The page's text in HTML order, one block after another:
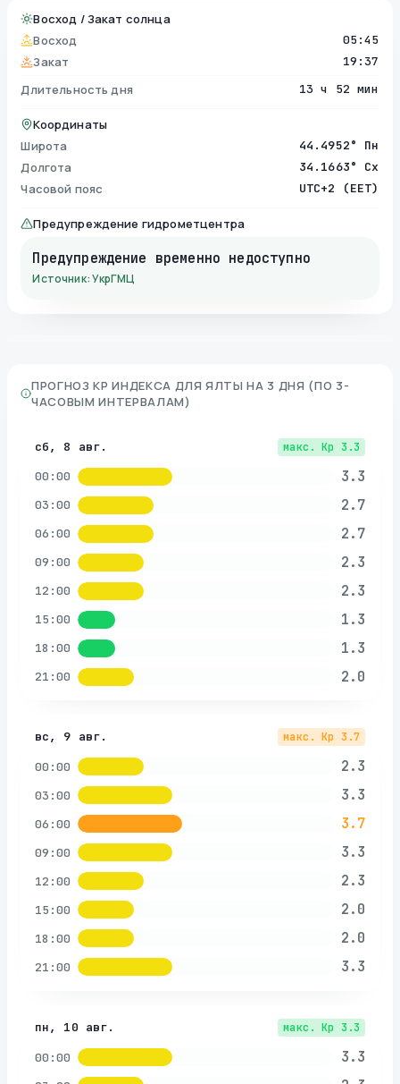
Восход / Закат солнца
Восход
05:45
Закат 19:37
Длительность дня 13 ч 52 мин
Координаты
Широта
44.4952° Пн
Долгота 34.1663° Сх
Часовой пояс UTC+2 (EET)
Предупреждение гидрометцентра
Предупреждение временно недоступно
Источник: УкрГМЦ
ПРОГНОЗ KP ИНДЕКСА ДЛЯ ЯЛТЫ НА 3 ДНЯ (ПО 3-
ЧАСОВЫМ ИНТЕРВАЛАМ)
сб, 8 авг. макс. Kp 3.3
00:00 3.3
03:00 2.7
06:00 2.7
09:00 2.3
12:00 2.3
15:00 1.3
18:00 1.3
21:00 2.0
вс, 9 авг. макс. Kp 3.7
00:00 2.3
03:00 3.3
06:00 3.7
09:00 3.3
12:00 2.3
15:00 2.0
18:00 2.0
21:00 3.3
пн, 10 авг. макс. Kp 3.3
00:00 3.3